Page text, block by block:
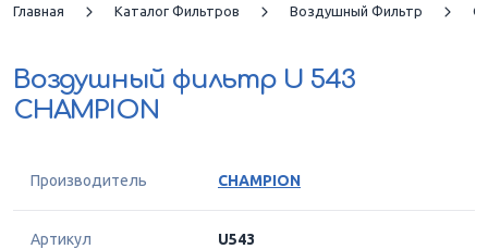
Главная Каталог Фильтров Воздушный Фильтр
Воздушный фильтр U 543
CHAMPION
Производитель CHAMPION
Артикул U543